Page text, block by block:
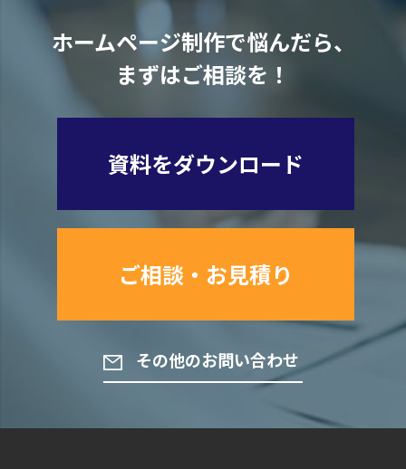
ホームページ制作で悩んだら、
まずはご相談を！
資料をダウンロード
ご相談・お見積り
その他のお問い合わせ